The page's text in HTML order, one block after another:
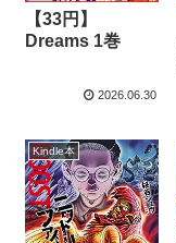
【33円】
Dreams 1巻
2026.06.30
Kindle本